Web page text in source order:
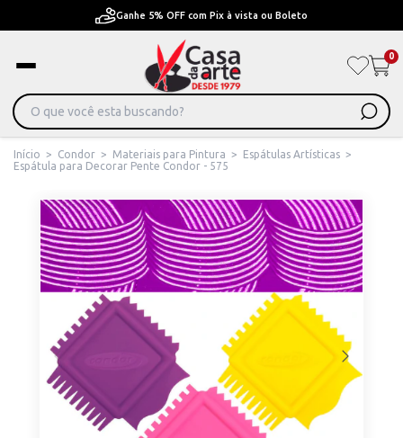
Ganhe 5% OFF com Pix à vista ou Boleto
0
Início > Condor > Materiais para Pintura > Espátulas Artísticas >
Espátula para Decorar Pente Condor - 575